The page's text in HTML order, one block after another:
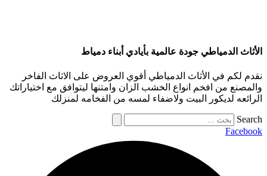
الأثاث الدمياطي جودة عالمية بأيادي أبناء دمياط
نقدم لكم في الأثاث الدمياطي أقوي العروض على الاثاث الفاخر
والمصنع من افخم انواع الخشب الزان وامتنها ليتوافق مع اختياراتك
الرائعه لديكور البيت ولاضفاء لمسه من الفخامه لمنزلك
Search
Facebook